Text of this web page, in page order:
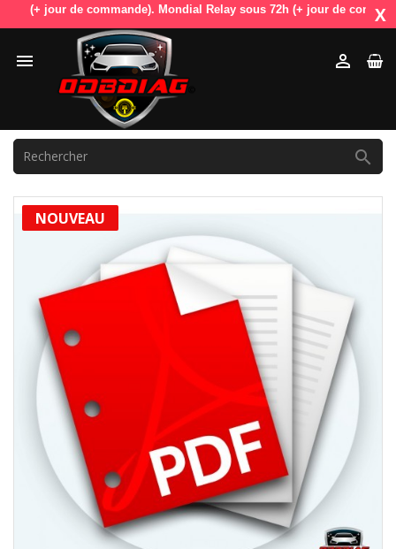
(+ jour de commande). Mondial Relay sous 72h (+ jour de X
 

NOUVEAU